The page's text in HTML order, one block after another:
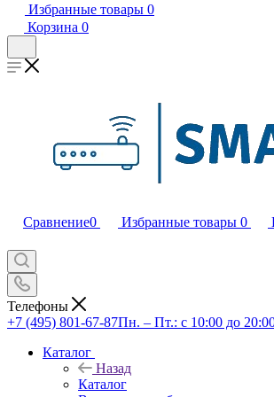
Избранные товары 0
Корзина 0
Сравнение0 Избранные товары 0
Телефоны
+7 (495) 801-67-87Пн. – Пт.: с 10:00 до
Каталог
Назад
Каталог